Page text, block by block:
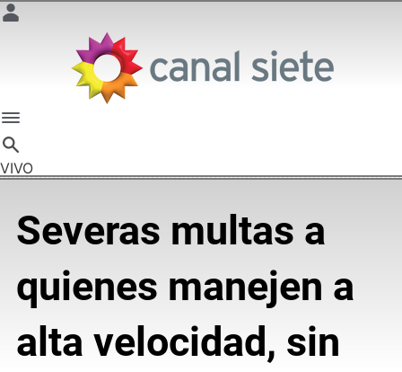
VIVO
Severas multas a
quienes manejen a
alta velocidad, sin